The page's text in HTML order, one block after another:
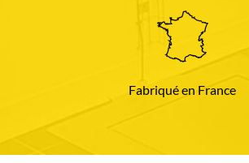
Fabriqué en France